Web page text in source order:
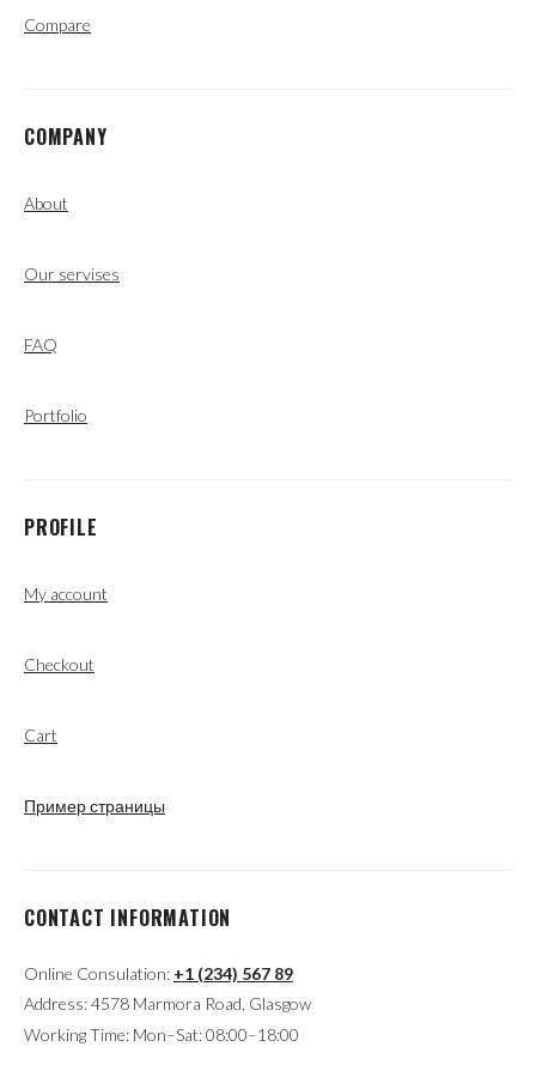
Compare
COMPANY
About
Our servises
FAQ
Portfolio
PROFILE
My account
Checkout
Cart
Пример страницы
CONTACT INFORMATION
Online Consulation: +1 (234) 567 89
Address: 4578 Marmora Road, Glasgow
Working Time: Mon–Sat: 08:00–18:00